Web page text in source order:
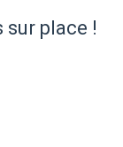
place !